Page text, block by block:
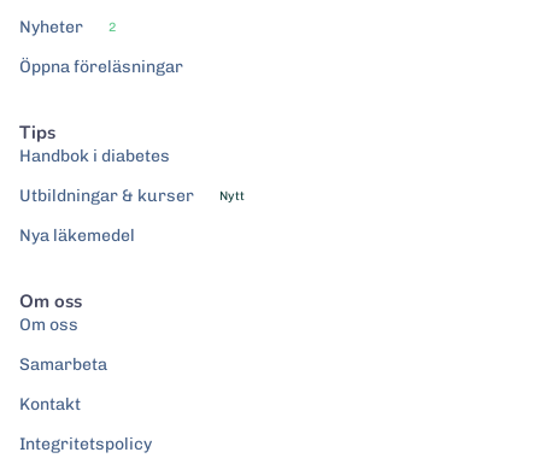
Nyheter
2
Öppna föreläsningar
Tips
Handbok i diabetes
Utbildningar & kurser
Nytt
Nya läkemedel
Om oss
Om oss
Samarbeta
Kontakt
Integritetspolicy